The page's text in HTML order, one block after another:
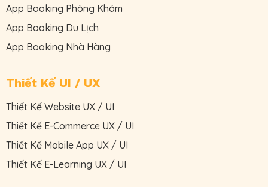
App Booking Phòng Khám
App Booking Du Lịch
App Booking Nhà Hàng
Thiết Kế UI / UX
Thiết Kế Website UX / UI
Thiết Kế E-Commerce UX / UI
Thiết Kế Mobile App UX / UI
Thiết Kế E-Learning UX / UI